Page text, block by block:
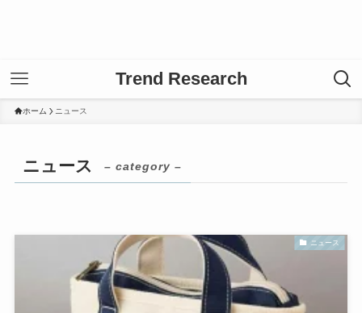
Trend Research
ホーム ニュース
ニュース – category –
ニュース